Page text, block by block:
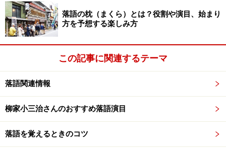
■仕種落ち（しぐさおち）
噺の結末の仕草ですべてを語る、演技力が必要なオチ。
最後、オチをどういった形で持っていくかが、その噺家
の力量が問われます。代表的な演目は「死神」。この
「死神」オチの分類は仕種落ちで統一されるのですが、
ちょっと変わった演目です。
一瞬考えてから、にやりとさせられる「考えオチ」。く
だらない駄洒落がオチになっている「地口オチ」。最後
落語の枕（まくら）とは？役割や演目、始まり
方を予想する楽しみ方
この記事に関連するテーマ
落語関連情報
柳家小三治さんのおすすめ落語演目
落語を覚えるときのコツ